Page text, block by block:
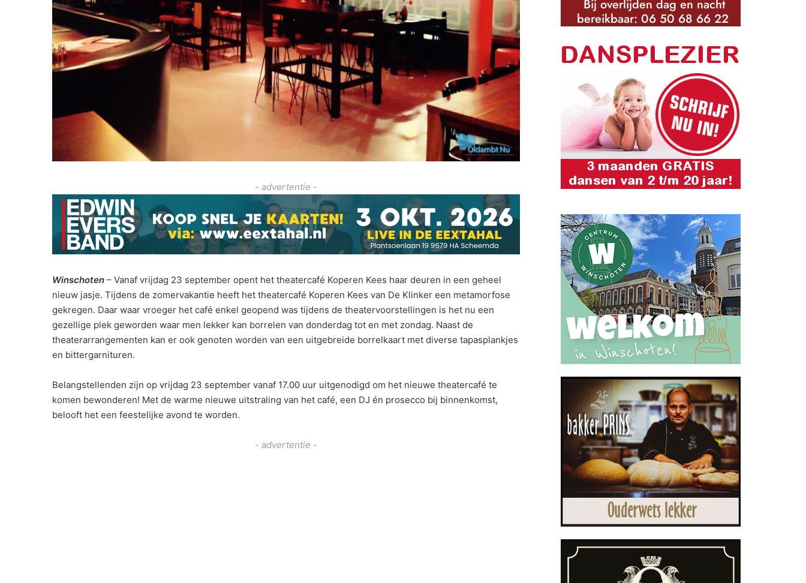
- advertentie -
Winschoten – Vanaf vrijdag 23 september opent het theatercafé Koperen Kees haar deuren in een geheel
nieuw jasje. Tijdens de zomervakantie heeft het theatercafé Koperen Kees van De Klinker een metamorfose
gekregen. Daar waar vroeger het café enkel geopend was tijdens de theatervoorstellingen is het nu een
gezellige plek geworden waar men lekker kan borrelen van donderdag tot en met zondag. Naast de
theaterarrangementen kan er ook genoten worden van een uitgebreide borrelkaart met diverse tapasplankjes
en bittergarnituren.
Belangstellenden zijn op vrijdag 23 september vanaf 17.00 uur uitgenodigd om het nieuwe theatercafé te
komen bewonderen! Met de warme nieuwe uitstraling van het café, een DJ én prosecco bij binnenkomst,
belooft het een feestelijke avond te worden.
- advertentie -